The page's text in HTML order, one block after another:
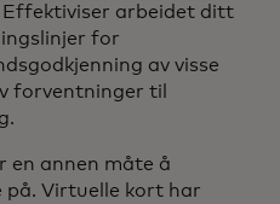
Effektiviser arbeidet ditt
for
av visse
forventninger til
en annen måte å
på. Virtuelle kort har